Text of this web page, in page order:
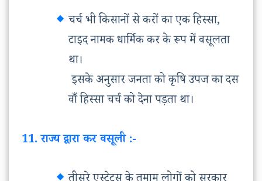
चर्च भी किसानों से करों का एक हिस्सा,
टाइद नामक धार्मिक कर के रूप में वसूलता
था।
इसके अनुसार जनता को कृषि उपज का दस
वाँ हिस्सा चर्च को देना पड़ता था।
11. राज्य द्वारा कर वसूली :-